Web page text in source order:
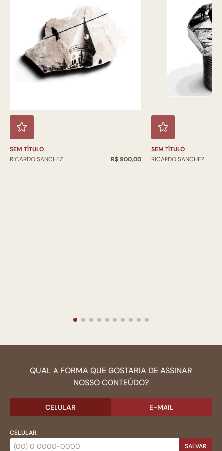
SEM TÍTULO
RICARDO SANCHEZ
R$ 900,00
SEM TÍTULO
RICARDO SANCHEZ
QUAL A FORMA QUE GOSTARIA DE ASSINAR
NOSSO CONTEÚDO?
CELULAR E-MAIL
CELULAR:
SALVAR